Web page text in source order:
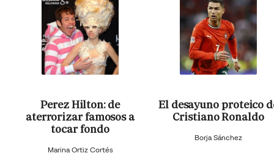
Perez Hilton: de
aterrorizar famosos a
tocar fondo
Marina Ortiz Cortés
El desayuno proteico
Cristiano Ronaldo
Borja Sánchez